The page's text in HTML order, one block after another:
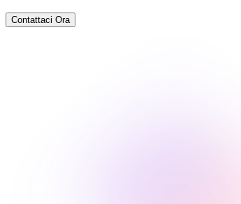
Contattaci Ora